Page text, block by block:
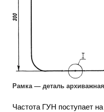
Рамка — деталь
Частота ГУН поступает